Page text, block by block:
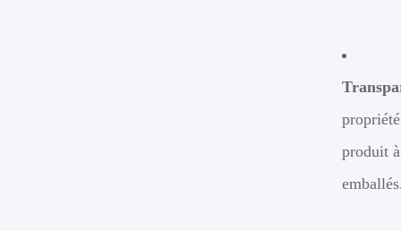
produit
emballés.